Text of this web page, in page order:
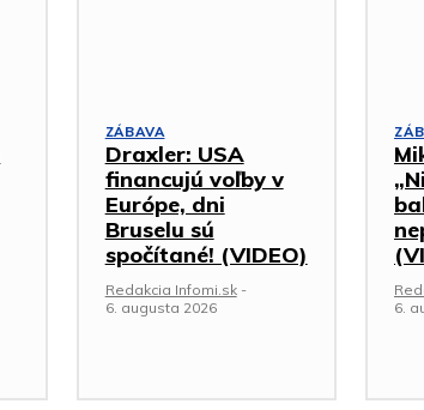
ZÁBAVA
Draxler: USA
financujú voľby v
Európe, dni
Bruselu sú
spočítané! (VIDEO)
Redakcia Infomi.sk -
6. augusta 2026
6.